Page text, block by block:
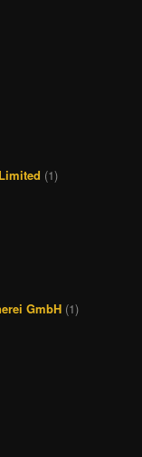
(1)
GmbH (1)